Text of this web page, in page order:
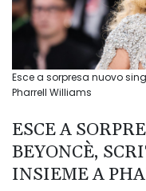
Esce a sorpresa nuovo
Pharrell Williams
ESCE A
BEYONCÈ,
INSIEME A